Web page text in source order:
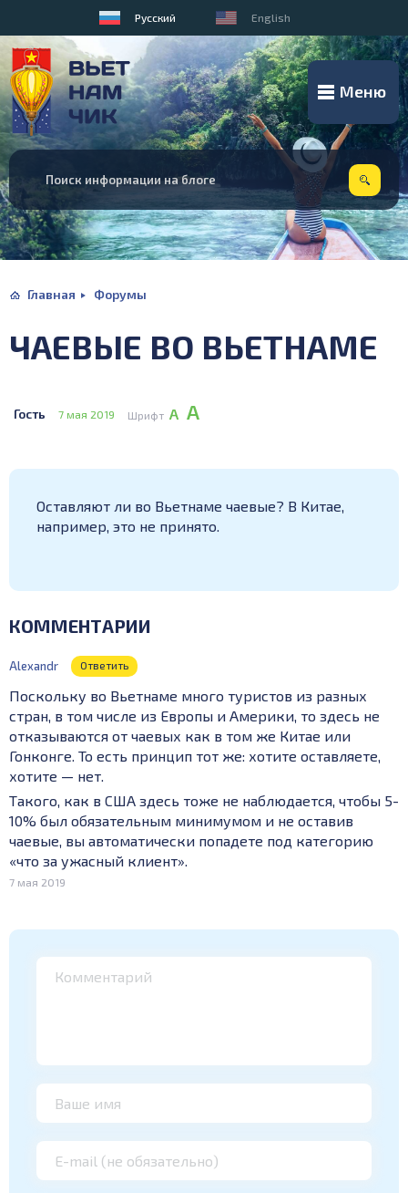
Русский English
Меню
Главная Форумы
ЧАЕВЫЕ ВО ВЬЕТНАМЕ
Гость 7 мая 2019 Шрифт А А
Оставляют ли во Вьетнаме чаевые? В Китае,
например, это не принято.
КОММЕНТАРИИ
Alexandr Ответить
Поскольку во Вьетнаме много туристов из разных
стран, в том числе из Европы и Америки, то здесь не
отказываются от чаевых как в том же Китае или
Гонконге. То есть принцип тот же: хотите оставляете,
хотите — нет.
Такого, как в США здесь тоже не наблюдается, чтобы 5-
10% был обязательным минимумом и не оставив
чаевые, вы автоматически попадете под категорию
«что за ужасный клиент».
7 мая 2019